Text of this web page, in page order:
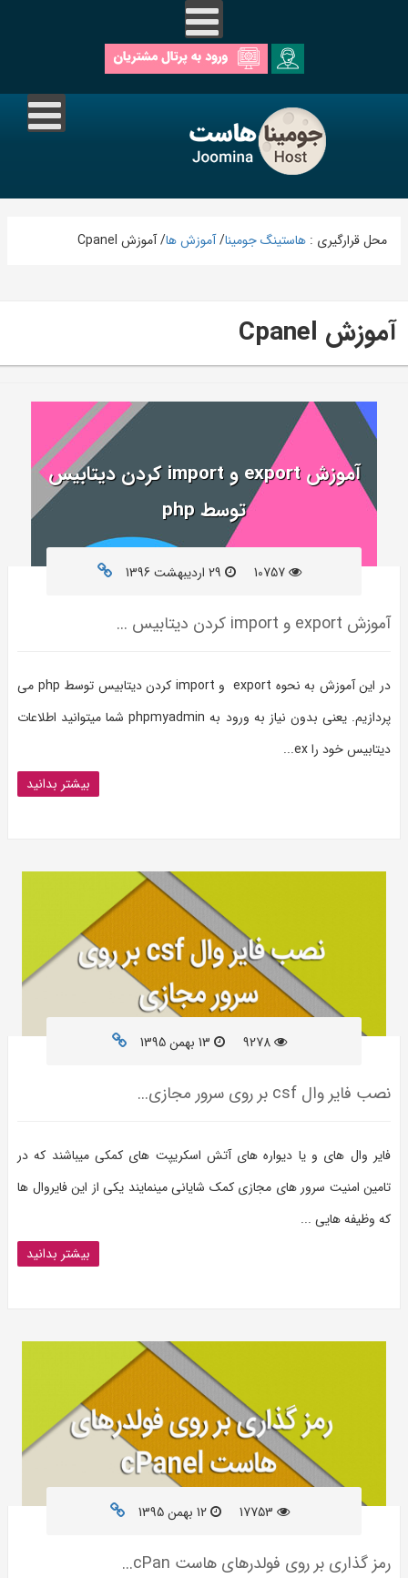
محل قرارگیری : هاستینگ جومینا/آموزش ها/آموزش Cpanel
آموزش Cpanel
آموزش export و import کردن دیتابیس
توسط php
آموزش export و import کردن دیتابیس ...
در این آموزش به نحوه export و import کردن دیتابیس توسط php می
پردازیم. یعنی بدون نیاز به ورود به phpmyadmin شما میتوانید اطلاعات
دیتابیس خود را ex...
بیشتر بدانید
نصب فایر وال csf بر روی سرور مجازی...
فایر وال های و یا دیواره های آتش اسکریپت های کمکی میباشند که در
تامین امنیت سرور های مجازی کمک شایانی مینمایند یکی از این فایروال ها
که وظیفه هایی ...
بیشتر بدانید
12 بهمن 1395
رمز گذاری بر روی فولدرهای هاست cPan...